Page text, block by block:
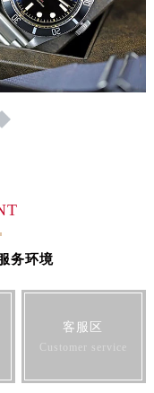
务环境
客服区
Customer service